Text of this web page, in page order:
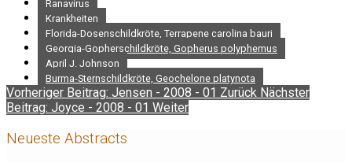
Ranavirus
Krankheiten
Florida-Dosenschildkröte, Terrapene carolina bauri
Georgia-Gopherschildkröte, Gopherus polyphemus
April J. Johnson
Burma-Sternschildkröte, Geochelone platynota
Vorheriger Beitrag: Jensen - 2008 - 01 Zurück Nächster
Beitrag: Joyce - 2008 - 01 Weiter
Neueste Abstracts